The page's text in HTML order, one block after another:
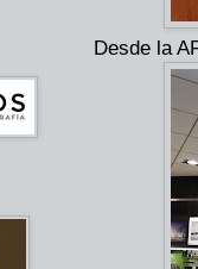
Desde la